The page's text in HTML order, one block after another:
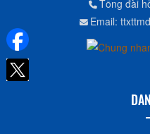
Tổng đài
Email: